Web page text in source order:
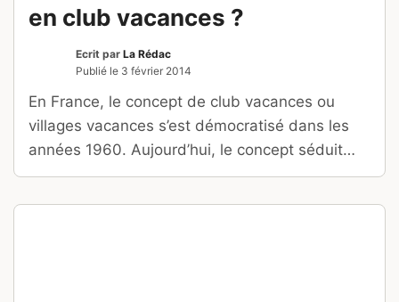
en club vacances ?
Ecrit par La Rédac
Publié le 3 février 2014
En France, le concept de club vacances ou
villages vacances s’est démocratisé dans les
années 1960. Aujourd’hui, le concept séduit
toujours de nombreux voyageurs. Pourquoi ?